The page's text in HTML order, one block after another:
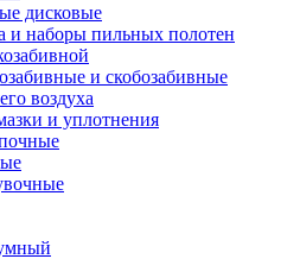
дисковые
и наборы пильных полотен
и скобозабивные
воздуха
и уплотнения